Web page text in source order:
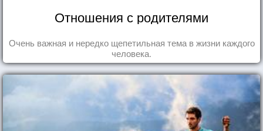
Отношения с родителями
Очень важная и нередко щепетильная тема в жизни каждого
человека.